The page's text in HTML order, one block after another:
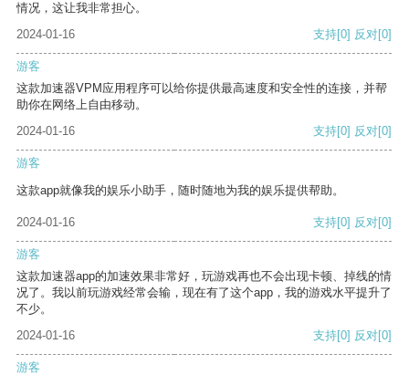
情况，这让我非常担心。
2024-01-16
支持[0] 反对[0]
游客
这款加速器VPM应用程序可以给你提供最高速度和安全性的连接，并帮
助你在网络上自由移动。
2024-01-16
支持[0] 反对[0]
游客
这款app就像我的娱乐小助手，随时随地为我的娱乐提供帮助。
2024-01-16 支持[0] 反对[0]
游客
这款加速器app的加速效果非常好，玩游戏再也不会出现卡顿、掉线的情
况了。我以前玩游戏经常会输，现在有了这个app，我的游戏水平提升了
不少。
2024-01-16
支持[0] 反对[0]
游客